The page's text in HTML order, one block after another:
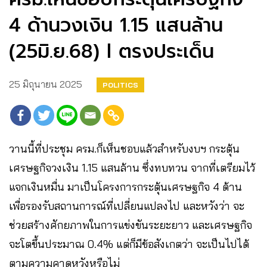
4 ด้านวงเงิน 1.15 แสนล้าน
(25มิ.ย.68) l ตรงประเด็น
25 มิถุนายน 2025 POLITICS
วานนี้ที่ประชุม ครม.ก็เห็นชอบแล้วสำหรับงบฯ กระตุ้น
เศรษฐกิจวงเงิน 1.15 แสนล้าน ซึ่งทบทวน จากที่เตรียมไว้
แจกเงินหมื่น มาเป็นโครงการกระตุ้นเศรษฐกิจ 4 ด้าน
เพื่อรองรับสถานการณ์ที่เปลี่ยนแปลงไป และหวังว่า จะ
ช่วยสร้างศักยภาพในการแข่งขันระยะยาว และเศรษฐกิจ
จะโตขึ้นประมาณ 0.4% แต่ก็มีข้อสังเกตว่า จะเป็นไปได้
ตามความคาดหวังหรือไม่